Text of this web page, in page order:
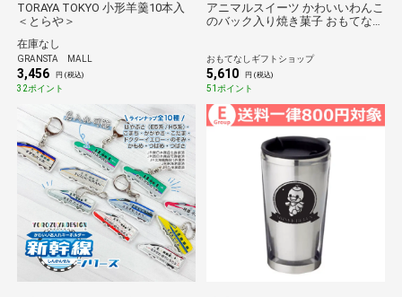
TORAYA TOKYO 小形羊羹10本入
＜とらや＞
在庫なし
GRANSTA MALL
3,456 円 (税込)
32ポイント
アニマルスイーツ かわいいわんこ
のバック入り焼き菓子 おもてなし
おもてなしギフトショップ
5,610 円 (税込)
51ポイント